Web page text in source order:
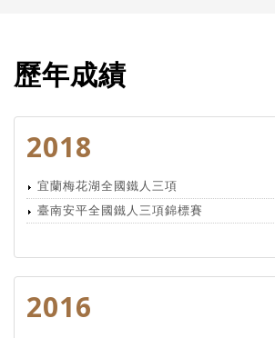
歷年成績
2018
宜蘭梅花湖全國鐵人三項
臺南安平全國鐵人三項錦標賽
2016